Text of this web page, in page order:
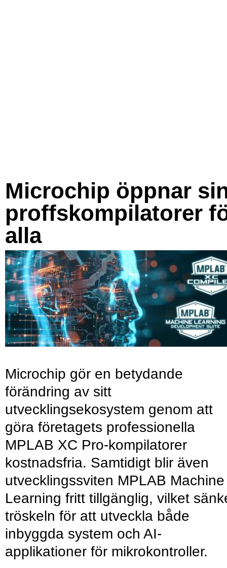
Microchip öppnar
proffskompilatorer
alla
Microchip gör en betydande
förändring av sitt
utvecklingsekosystem genom att
göra företagets professionella
MPLAB XC Pro-kompilatorer
kostnadsfria. Samtidigt blir även
utvecklingssviten MPLAB Machine
Learning fritt tillgänglig, vilket
tröskeln för att utveckla både
inbyggda system och AI-
applikationer för mikrokontroller.